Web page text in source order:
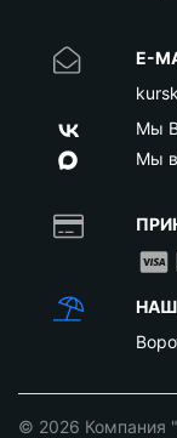
E-
Мы
Мы
© 2026 Компания